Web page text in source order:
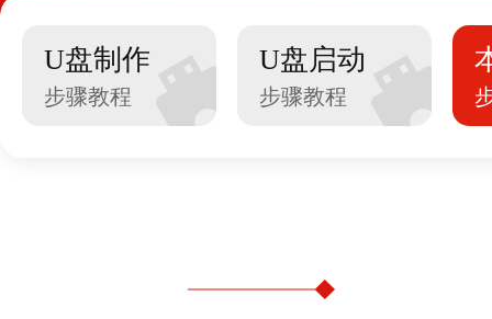
U盘制作
步骤教程
U盘启动
步骤教程